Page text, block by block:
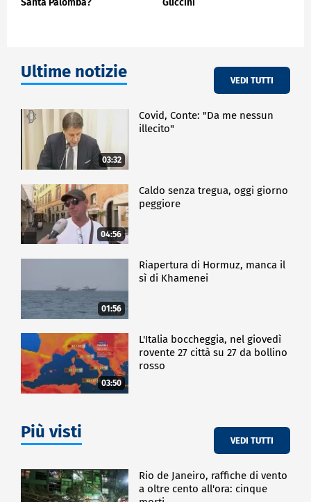
Santa Palomba?
Guccini
Ultime notizie VEDI TUTTI
03:32
Covid, Conte: "Da me nessun
illecito"
04:56
Caldo senza tregua, oggi giorno
peggiore
01:56
Riapertura di Hormuz, manca il
sì di Khamenei
03:50
L'Italia boccheggia, nel giovedì
rovente 27 città su 27 da bollino
rosso
Più visti VEDI TUTTI
Rio de Janeiro, raffiche di vento
a oltre cento all'ora: cinque